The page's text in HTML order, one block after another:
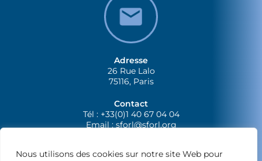
Nous utilisons des cookies sur notre site Web pour
Adresse
26 Rue Lalo
75116, Paris
Contact
Tél : +33(0)1 40 67 04 04
Email :sforl@sforl.org